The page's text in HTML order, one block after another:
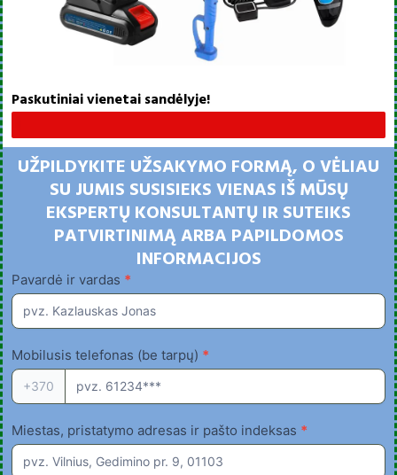
Paskutiniai vienetai sandėlyje!
UŽPILDYKITE UŽSAKYMO FORMĄ, O VĖLIAU
SU JUMIS SUSISIEKS VIENAS IŠ MŪSŲ
EKSPERTŲ KONSULTANTŲ IR SUTEIKS
PATVIRTINIMĄ ARBA PAPILDOMOS
INFORMACIJOS
Cordless
scissors
79
€
|
LITHUANIA
Pavardė ir vardas *
Mobilusis telefonas (be tarpų) *
+370
Miestas, pristatymo adresas ir pašto indeksas *